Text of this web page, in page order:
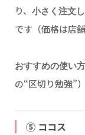
り、
小さく注文
です（価格は店
おすすめの使い方
の“区切り勉強”）
⑤ ココス